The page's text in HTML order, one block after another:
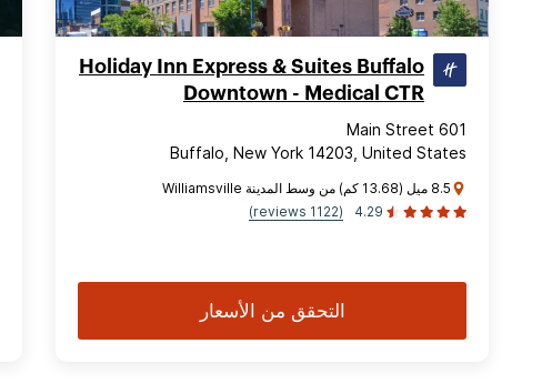
Holiday Inn Express & Suites Buffalo
Downtown - Medical CTR
601 Main Street
Buffalo, New York 14203, United States
8.5 ميل (13.68 كم) من وسط المدينة Williamsville
4.29
(1122 reviews)
التحقق من الأسعار